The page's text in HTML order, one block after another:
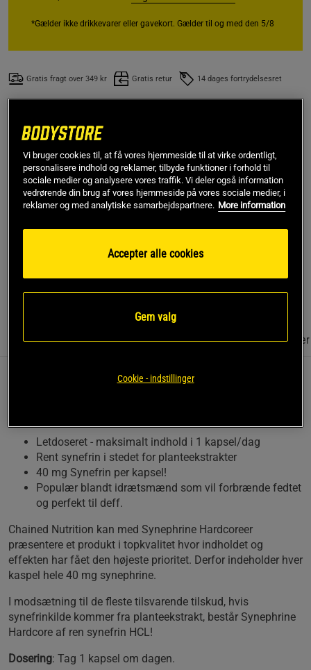
*Gælder ikke drikkevarer eller gavekort. Gælder til og med den 5/8
Gratis fragt over 349 kr Gratis retur 14 dages fortrydelsesret
Rigtigt godt produkt! Giver mere energi og udholdenhed -
bruger det i forbindelse med udholdenheds sport - ofte i
kombination med koffein.
af topkvalitet. Ren og ægte synephrine - når indhold og effekt
Information Anmeldelser(17) Næringsværdi og ingredienser
Synephrine Hardcore er en fedtforbrænder fra Chained
Letdoseret - maksimalt indhold i 1 kapsel/dag
Rent synefrin i stedet for planteekstrakter
40 mg Synefrin per kapsel!
Populær blandt idrætsmænd som vil forbrænde fedtet
og perfekt til deff.
Chained Nutrition kan med Synephrine Hardcoreer
præsentere et produkt i topkvalitet hvor indholdet og
effekten har fået den højeste prioritet. Derfor indeholder hver
kaspel hele 40 mg synephrine.
I modsætning til de fleste tilsvarende tilskud, hvis
synefrinkilde kommer fra planteekstrakt, består Synephrine
Hardcore af ren synefrin HCL!
Dosering: Tag 1 kapsel om dagen.
Vi bruger cookies til, at få vores hjemmeside til at virke ordentligt,
personalisere indhold og reklamer, tilbyde funktioner i forhold til
sociale medier og analysere vores traffik. Vi deler også information
vedrørende din brug af vores hjemmeside på vores sociale medier, i
reklamer og med analytiske samarbejdspartnere. More information
Accepter alle cookies
Gem valg
Cookie - indstillinger